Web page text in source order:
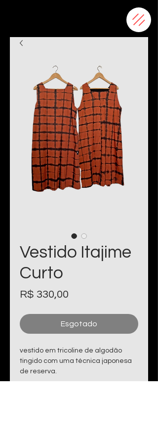
Vestido Itajime
Curto
R$ 330,00
Esgotado
vestido em tricoline de algodão
tingido com uma técnica japonesa
de reserva.